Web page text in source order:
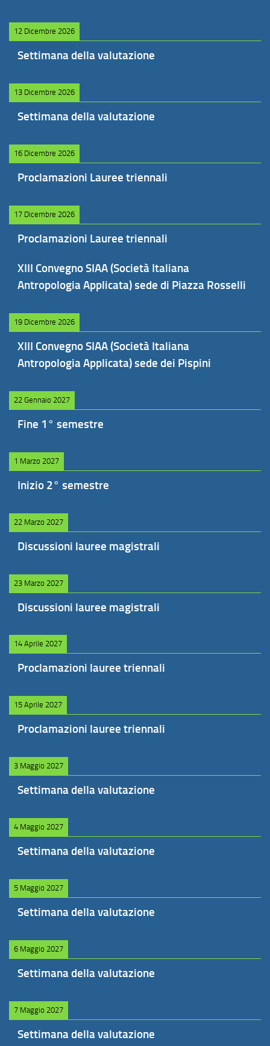
12 Dicembre 2026
Settimana della valutazione
13 Dicembre 2026
Settimana della valutazione
16 Dicembre 2026
Proclamazioni Lauree triennali
17 Dicembre 2026
Proclamazioni Lauree triennali
XIII Convegno SIAA (Società Italiana
Antropologia Applicata) sede di Piazza Rosselli
19 Dicembre 2026
XIII Convegno SIAA (Società Italiana
Antropologia Applicata) sede dei Pispini
22 Gennaio 2027
Fine 1° semestre
1 Marzo 2027
Inizio 2° semestre
22 Marzo 2027
Discussioni lauree magistrali
23 Marzo 2027
Discussioni lauree magistrali
14 Aprile 2027
Proclamazioni lauree triennali
15 Aprile 2027
Proclamazioni lauree triennali
3 Maggio 2027
Settimana della valutazione
4 Maggio 2027
Settimana della valutazione
5 Maggio 2027
Settimana della valutazione
6 Maggio 2027
Settimana della valutazione
7 Maggio 2027
Settimana della valutazione